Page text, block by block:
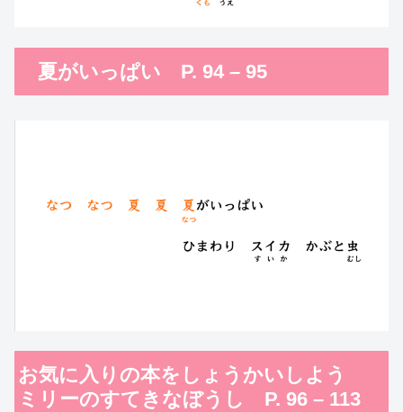
夏がいっぱい P. 94 – 95
お気に入りの本をしょうかいしよう
ミリーのすてきなぼうし P. 96 – 113